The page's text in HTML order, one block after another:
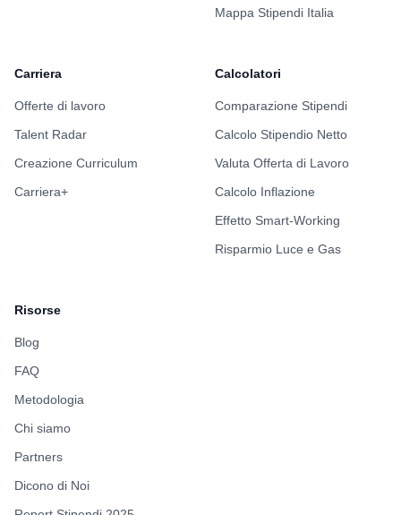
Mappa Stipendi Italia
Carriera
Offerte di lavoro
Talent Radar
Creazione Curriculum
Carriera+
Calcolatori
Comparazione Stipendi
Calcolo Stipendio Netto
Valuta Offerta di Lavoro
Calcolo Inflazione
Effetto Smart-Working
Risparmio Luce e Gas
Risorse
Blog
FAQ
Metodologia
Chi siamo
Partners
Dicono di Noi